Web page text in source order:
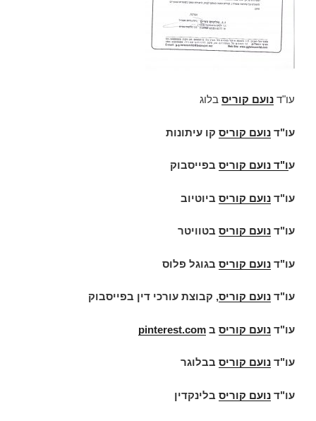
עו"ד נועם קוריס בלוג
עו"ד נועם קוריס קו עיתונות
עו"ד נועם קוריס בפייסבוק
עו"ד נועם קוריס ביוטיוב
עו"ד נועם קוריס בטוויטר
עו"ד נועם קוריס בגוגל פלוס
עו"ד נועם קוריס, קבוצת עורכי דין בפייסבוק
עו"ד נועם קוריס ב pinterest.com
עו"ד נועם קוריס בבלוגר
עו"ד נועם קוריס בלינקדין